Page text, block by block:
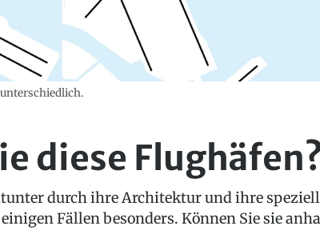
diese
durch ihre Architektur und ihre
Fällen besonders. Können Sie sie